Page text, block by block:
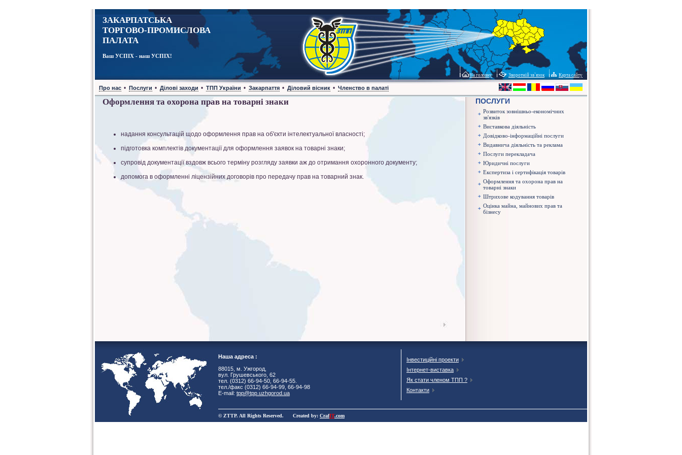
ЗАКАРПАТСЬКА
ТОРГОВО-ПРОМИСЛОВА
ПАЛАТА
Ваш УСПІХ - наш УСПІХ!
На головну Зворотній зв`язок Карта сайту
Про нас • Послуги • Ділові заходи • ТПП України • Закарпаття • Діловий вісник • Членство в палаті
Оформлення та охорона прав на товарні знаки
надання консультацій щодо оформлення прав на об'єкти інтелектуальної власності;
підготовка комплектів документації для оформлення заявок на товарні знаки;
супровід документації вздовж всього терміну розгляду заявки аж до отримання охоронного документу;
допомога в оформленні ліцензійних договорів про передачу прав на товарний знак.
ПОСЛУГИ
Розвиток зовнішньо-економічних
зв'язків
Виставкова діяльність
Довідково-інформаційні послуги
Видавнича діяльність та реклама
Послуги перекладача
Юридичні послуги
Експертиза і сертифікація товарів
Оформлення та охорона прав на
товарні знаки
Штрихове кодування товарів
Оцінка майна, майнових прав та
бізнесу
Наша адреса :
88015, м. Ужгород,
вул. Грушевського, 62
тел. (0312) 66-94-50, 66-94-55.
тел./факс (0312) 66-94-99, 66-94-98
E-mail: tpp@tpp.uzhgorod.ua
Інвестиційні проекти
Інтернет-виставка
Як стати членом ТПП ?
Контакти
© ZTTP. All Rights Reserved. Created by: CrafIT.com